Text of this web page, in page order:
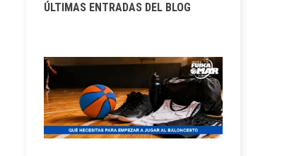
ÚLTIMAS ENTRADAS DEL BLOG